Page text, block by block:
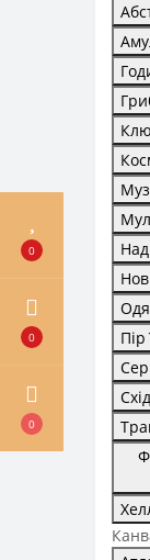
0
0
0